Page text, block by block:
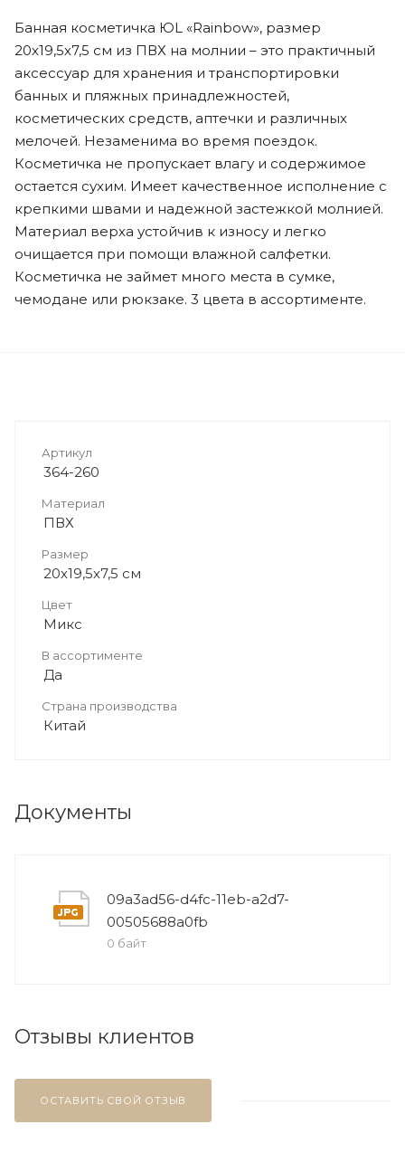
Банная косметичка ЮL «Rainbow», размер
20х19,5х7,5 см из ПВХ на молнии – это практичный
аксессуар для хранения и транспортировки
банных и пляжных принадлежностей,
косметических средств, аптечки и различных
мелочей. Незаменима во время поездок.
Косметичка не пропускает влагу и содержимое
остается сухим. Имеет качественное исполнение с
крепкими швами и надежной застежкой молнией.
Материал верха устойчив к износу и легко
очищается при помощи влажной салфетки.
Косметичка не займет много места в сумке,
чемодане или рюкзаке. 3 цвета в ассортименте.
Артикул
364-260
Материал
ПВХ
Размер
20х19,5х7,5 см
Цвет
Микс
В ассортименте
Да
Страна производства
Китай
Документы
09a3ad56-d4fc-11eb-a2d7-
00505688a0fb
0 байт
Отзывы клиентов
ОСТАВИТЬ СВОЙ ОТЗЫВ